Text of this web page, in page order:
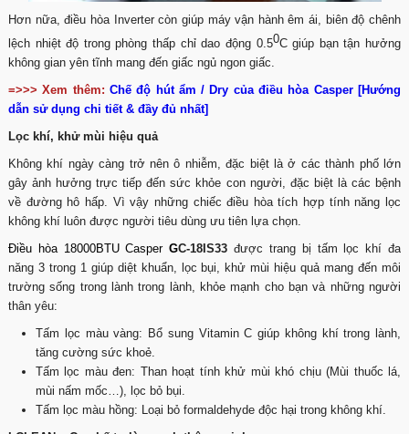
Hơn nữa, điều hòa Inverter còn giúp máy vận hành êm ái, biên độ chênh
lệch nhiệt độ trong phòng thấp chỉ dao động 0.50C giúp bạn tận hưởng
không gian yên tĩnh mang đến giấc ngủ ngon giấc.
=>>> Xem thêm: Chế độ hút ẩm / Dry của điều hòa Casper [Hướng
dẫn sử dụng chi tiết & đầy đủ nhất]
Lọc khí, khử mùi hiệu quả
Không khí ngày càng trở nên ô nhiễm, đặc biệt là ở các thành phố lớn
gây ảnh hưởng trực tiếp đến sức khỏe con người, đặc biệt là các bệnh
về đường hô hấp. Vì vậy những chiếc điều hòa tích hợp tính năng lọc
không khí luôn được người tiêu dùng ưu tiên lựa chọn.
Điều hòa 18000BTUCasperGC-18IS33 được trang bị tấm lọc khí đa
năng 3 trong 1 giúp diệt khuẩn, lọc bụi, khử mùi hiệu quả mang đến môi
trường sống trong lành trong lành, khỏe mạnh cho bạn và những người
thân yêu:
Tấm lọc màu vàng: Bổ sung Vitamin C giúp không khí trong lành,
tăng cường sức khoẻ.
Tấm lọc màu đen: Than hoạt tính khử mùi khó chịu (Mùi thuốc lá,
mùi nấm mốc…), lọc bỏ bụi.
Tấm lọc màu hồng: Loại bỏ formaldehyde độc hại trong không khí.